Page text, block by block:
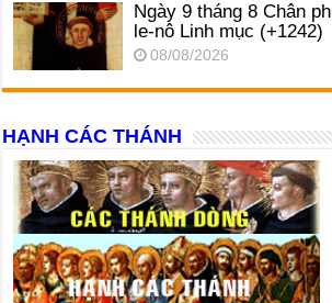
Ngày 9 tháng 8 Chân
le-nô Linh mục (+1242)
08/08/2026
HẠNH CÁC THÁNH